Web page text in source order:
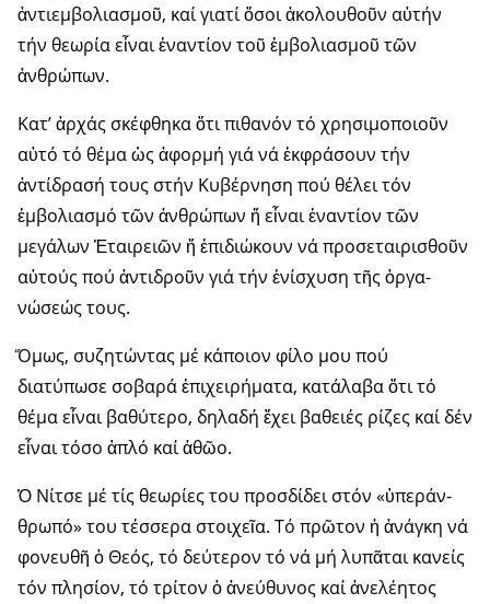
ἀντι­εμβο­λιασμοῦ, καί γιατί ὅσοι ἀκολουθοῦν αὐτήν
τήν θεωρία εἶναι ἐναν­τίον τοῦ ἐμβολιασμοῦ τῶν
ἀνθρώπων.
Κατ’ ἀρχάς σκέφθηκα ὅτι πιθανόν τό χρησιμοποιοῦν
αὐτό τό θέμα ὡς ἀφορμή γιά νά ἐκφράσουν τήν
ἀντίδρασή τους στήν Κυβέρνηση πού θέλει τόν
ἐμβολιασμό τῶν ἀνθρώπων ἤ εἶναι ἐναντίον τῶν
μεγάλων Ἑταιρειῶν ἤ ἐπιδιώκουν νά προ­σεταιρισθοῦν
αὐτούς πού ἀντιδροῦν γιά τήν ἐνίσχυση τῆς ὀργα­
νώσεώς τους.
Ὅμως, συζητώντας μέ κάποιον φίλο μου πού
διατύπωσε σοβαρά ἐπιχειρή­ματα, κατάλαβα ὅτι τό
θέμα εἶναι βαθύτερο, δηλαδή ἔχει βαθειές ρίζες καί δέν
εἶναι τόσο ἁπλό καί ἀθῶο.
Ὁ Νίτσε μέ τίς θεωρίες του προσδίδει στόν «ὑπεράν­
θρωπό» του τέσσερα στοιχεῖα. Τό πρῶτον ἡ ἀνάγκη νά
φονευθῆ ὁ Θεός, τό δεύτερον τό νά μή λυπᾶται κανείς
τόν πλη­σίον, τό τρίτον ὁ ἀνεύθυνος καί ἀνελέητος